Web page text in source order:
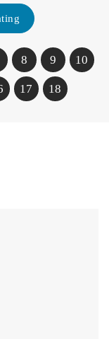
8 9 10
17 18